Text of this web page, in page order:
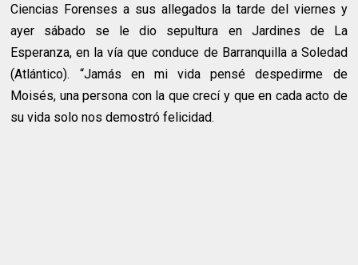
Ciencias Forenses a sus allegados la tarde del viernes y
ayer sábado se le dio sepultura en Jardines de La
Esperanza, en la vía que conduce de Barranquilla a Soledad
(Atlántico). “Jamás en mi vida pensé despedirme de
Moisés, una persona con la que crecí y que en cada acto de
su vida solo nos demostró felicidad.